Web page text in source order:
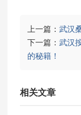
上一篇： 武汉
下一篇： 武汉
的秘籍！
相关文章